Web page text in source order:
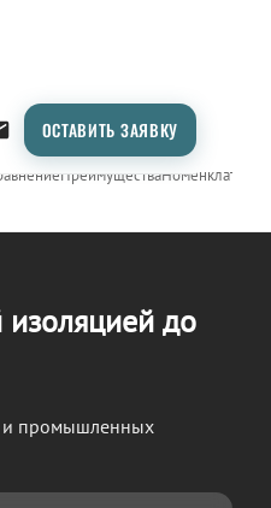
ОСТАВИТЬ ЗАЯВКУ
ПреимуществаНоменклатура
изоляцией до
и промышленных